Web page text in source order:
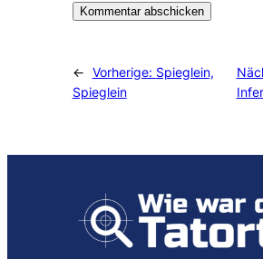
← Vorherige: Spieglein,
Spieglein